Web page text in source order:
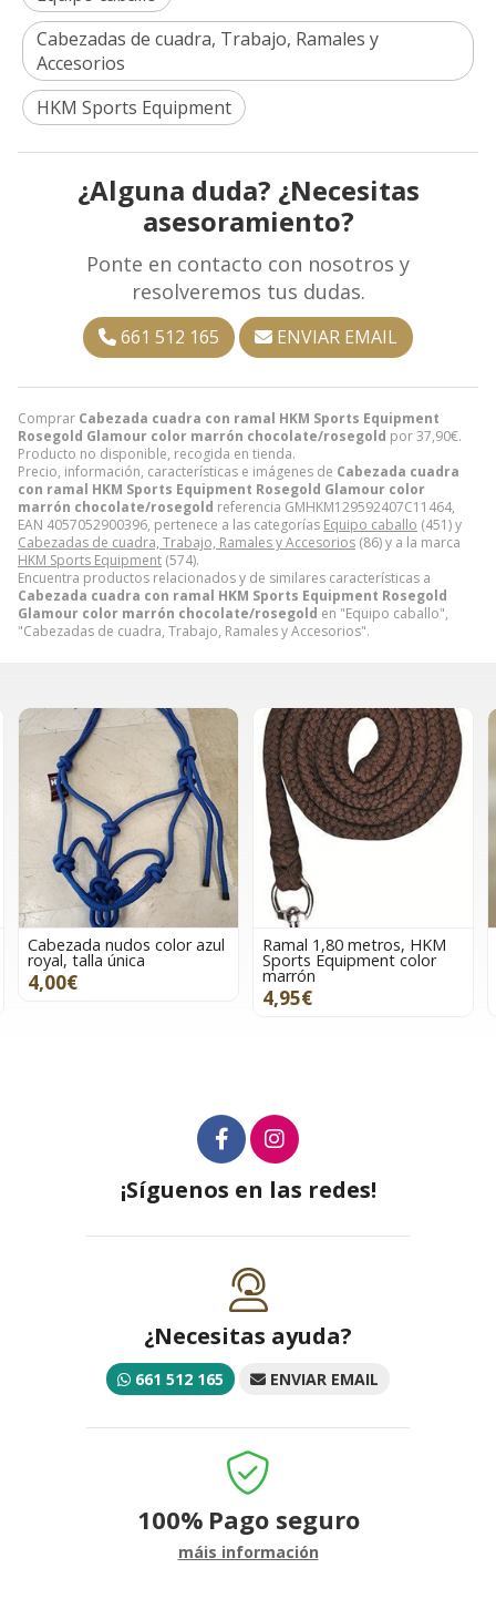
Comprar Cabezada cuadra con ramal HKM Sports Equipment
Rosegold Glamour color marrón chocolate/rosegold por37,90€.
Producto no disponible, recogida en tienda.
Precio, información, características e imágenes de Cabezada cuadra
con ramal HKM Sports Equipment Rosegold Glamour color
marrón chocolate/rosegold referencia GMHKM129592407C11464,
EAN 4057052900396, pertenece a las categorías Equipo caballo (451) y
Cabezadas de cuadra, Trabajo, Ramales y Accesorios (86) y a la marca
HKM Sports Equipment (574).
Encuentra productos relacionados y de similares características a
Cabezada cuadra con ramal HKM Sports Equipment Rosegold
Glamour color marrón chocolate/rosegold en "Equipo caballo",
"Cabezadas de cuadra, Trabajo, Ramales y Accesorios".
Cabezadas de cuadra, Trabajo, Ramales y
Accesorios
HKM Sports Equipment
¿Alguna duda? ¿Necesitas
asesoramiento?
Ponte en contacto con nosotros y
resolveremos tus dudas.
661 512 165 ENVIAR EMAIL
Cabezada nudos color azul
royal, talla única
4,00€
Ramal 1,80 metros, HKM
Sports Equipment color
marrón
4,95€
¡Síguenos en las redes!
¿Necesitas ayuda?
661 512 165 ENVIAR EMAIL
100% Pago seguro
máis información